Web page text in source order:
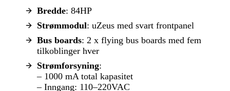
Bredde: 84HP
Strømmodul: uZeus med svart frontpanel
Bus boards: 2 x flying bus boards med fem
tilkoblinger hver
Strømforsyning:
– 1000 mA total kapasitet
– Inngang: 110–220VAC